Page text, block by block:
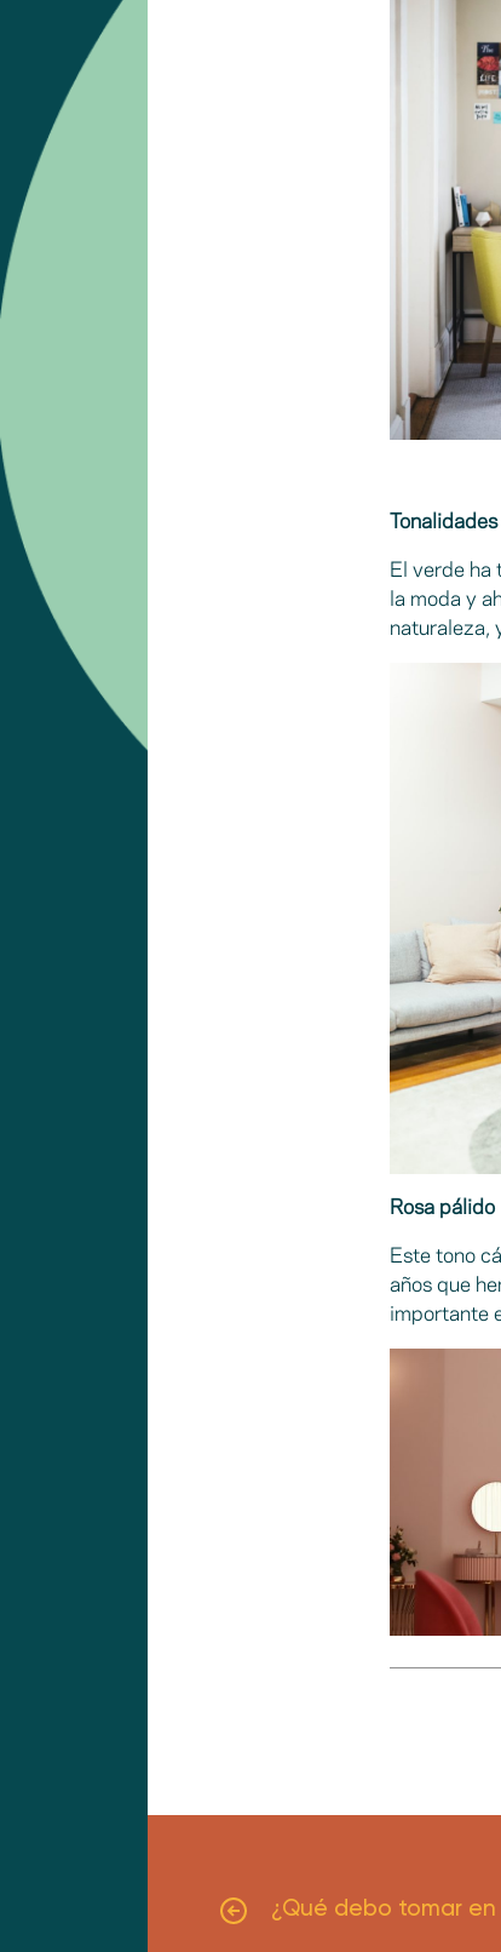
El verde ha
la moda y
naturaleza,
Rosa pálido
Este tono
años que
importante
¿Qué debo tomar